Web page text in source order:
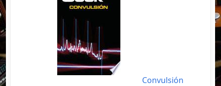
Convulsión